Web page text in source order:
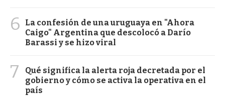
6
La confesión de una uruguaya en "Ahora
Caigo" Argentina que descolocó a Darío
Barassi y se hizo viral
7
Qué significa la alerta roja decretada por el
gobierno y cómo se activa la operativa en el
país